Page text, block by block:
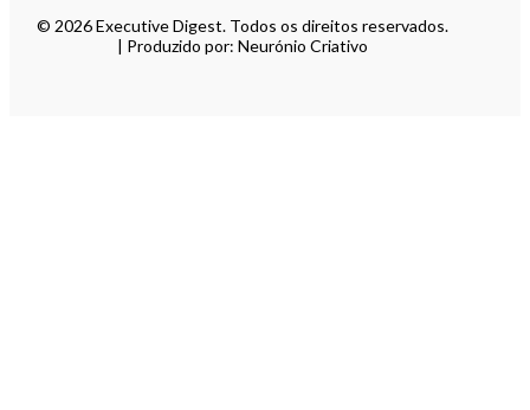
© 2026 Executive Digest. Todos os direitos reservados.
| Produzido por: Neurónio Criativo